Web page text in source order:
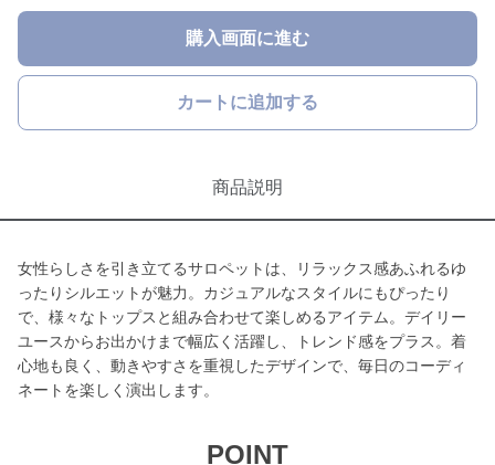
購入画面に進む
カートに追加する
商品説明
女性らしさを引き立てるサロペットは、リラックス感あふれるゆ
ったりシルエットが魅力。カジュアルなスタイルにもぴったり
で、様々なトップスと組み合わせて楽しめるアイテム。デイリー
ユースからお出かけまで幅広く活躍し、トレンド感をプラス。着
心地も良く、動きやすさを重視したデザインで、毎日のコーディ
ネートを楽しく演出します。
POINT